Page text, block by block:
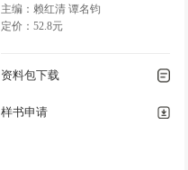
主编：赖红清 谭名钧
定价：52.8元
资料包下载
样书申请